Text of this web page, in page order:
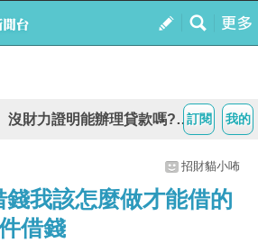
我的
訂閱
力證明能辦理貸款嗎?沒工作借錢
招財貓小咘
我該怎麼做才能借的
借錢